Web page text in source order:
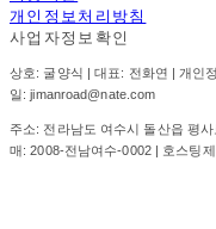
개인정보처리방침
사업자정보확인
상호: 굴양식 | 대표: 전화연 | 개인
일: jimanroad@nate.com
주소: 전라남도 여수시 돌산읍 평
매:2008-전남여수-0002| 호스팅